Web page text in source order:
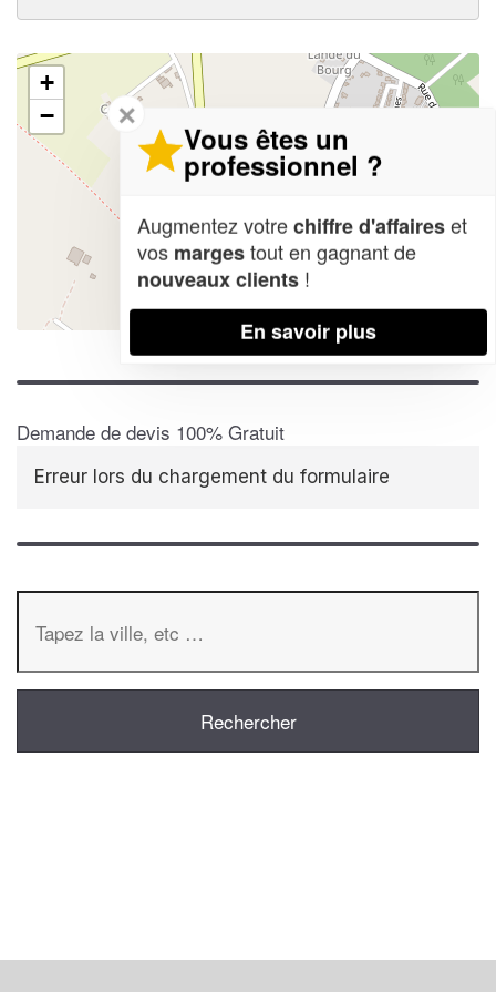
+
−
| Map data © OpenStreetMap contributors,
Demande de devis 100% Gratuit
Erreur lors du chargement du formulaire
✕
Vous êtes un
professionnel ?
Augmentez votrechiffre d'affaireset
vos margestout en gagnant de
nouveaux clients !
En savoir plus